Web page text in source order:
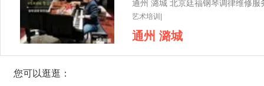
艺术培训|
通州 潞城
您可以逛逛：